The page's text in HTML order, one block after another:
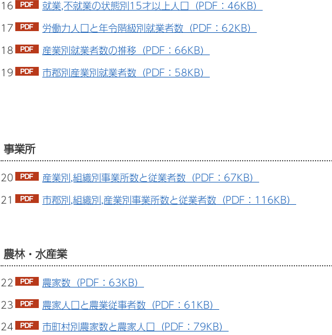
16
就業,不就業の状態別15才以上人口（PDF：46KB）
17
労働力人口と年令階級別就業者数（PDF：62KB）
18
産業別就業者数の推移（PDF：66KB）
19
市郡別産業別就業者数（PDF：58KB）
事業所
20
産業別,組織別事業所数と従業者数（PDF：67KB）
21
市郡別,組織別,産業別事業所数と従業者数（PDF：116KB）
農林・水産業
22
農家数（PDF：63KB）
23
農家人口と農業従事者数（PDF：61KB）
24
市町村別農家数と農家人口（PDF：79KB）